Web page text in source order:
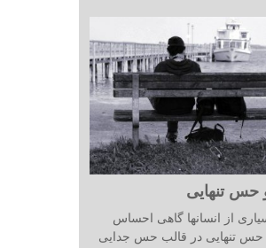
حس تنهایی
از انسانها گاهی احساس
حس تنهایی در قالب حس جدایی